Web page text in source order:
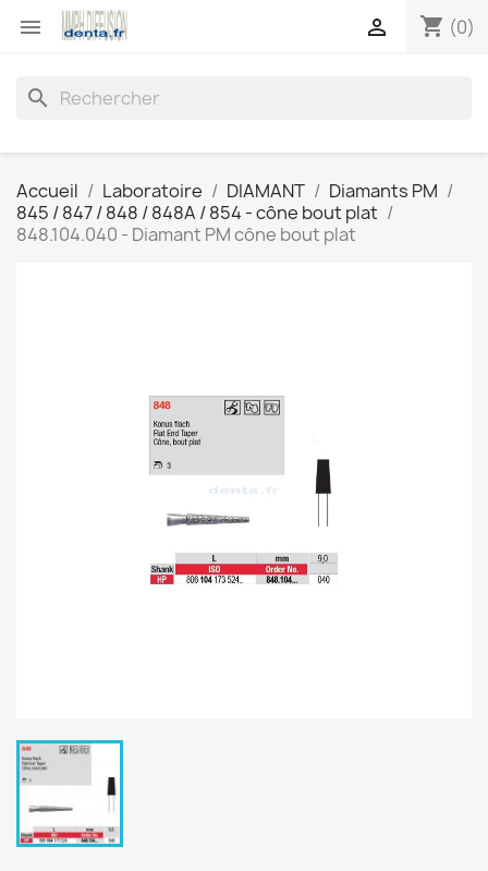
 shopping_cart (0)

search
Accueil Laboratoire DIAMANT
Diamants PM
845 / 847 / 848 / 848A / 854 - cône bout plat
848.104.040 - Diamant PM cône bout plat